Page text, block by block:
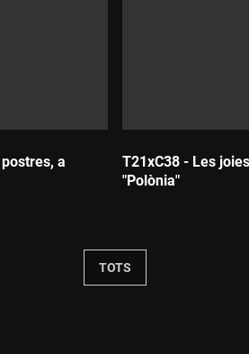
a
T21xC38 - Les
"Polònia"
TOTS